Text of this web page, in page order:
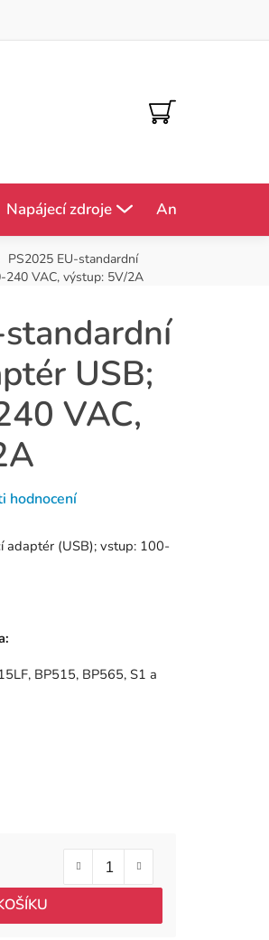
NÁKUPNÍ
KOŠÍK
Napájecí zdroje Antény
PS2025 EU-standardní
240 VAC, výstup: 5V/2A
USB;
VAC,
hodnocení
adaptér (USB); vstup: 100-
BP515, BP565, S1 a